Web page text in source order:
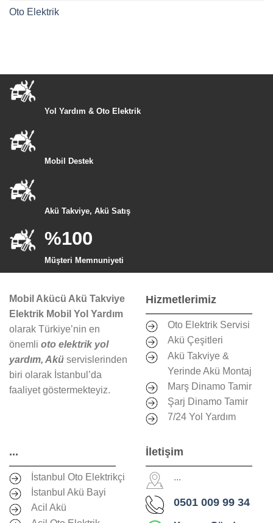
Oto Elektrik
Yol Yardım & Oto Elektrik
Mobil Destek
Akü Takviye, Akü Satış
%100
Müşteri Memnuniyeti
Mobil Akücü Akü Takviye
Elektrik Mobil Yol Yardım
olarak Türkiye’nin en
önemli oto elektrik yol
yardım, Akü servislerinden
biri olarak İstanbul’da
faaliyet göstermekteyiz.
Hizmetlerimiz
Oto Elektrik Servisi
Akü Çeşitleri
Akü Takviye &
Yerinde Akü Montaj
Marş Dinamo Tamir
Şarj Dinamo Tamir
7/24 Yol Yardım
...
İstanbul Oto Elektrikçi
İstanbul Akü Bayi
Acil Akü
İletişim
...
0501 009 99 34